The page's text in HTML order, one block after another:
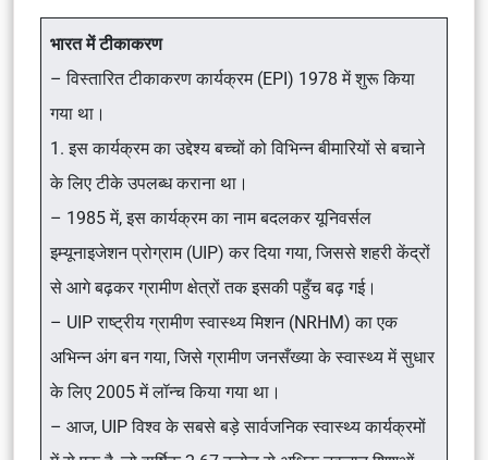
भारत में टीकाकरण
– विस्तारित टीकाकरण कार्यक्रम (EPI) 1978 में शुरू किया
गया था।
1. इस कार्यक्रम का उद्देश्य बच्चों को विभिन्न बीमारियों से बचाने
के लिए टीके उपलब्ध कराना था।
– 1985 में, इस कार्यक्रम का नाम बदलकर यूनिवर्सल
इम्यूनाइजेशन प्रोग्राम (UIP) कर दिया गया, जिससे शहरी केंद्रों
से आगे बढ़कर ग्रामीण क्षेत्रों तक इसकी पहुँच बढ़ गई।
– UIP राष्ट्रीय ग्रामीण स्वास्थ्य मिशन (NRHM) का एक
अभिन्न अंग बन गया, जिसे ग्रामीण जनसँख्या के स्वास्थ्य में सुधार
के लिए 2005 में लॉन्च किया गया था।
– आज, UIP विश्व के सबसे बड़े सार्वजनिक स्वास्थ्य कार्यक्रमों